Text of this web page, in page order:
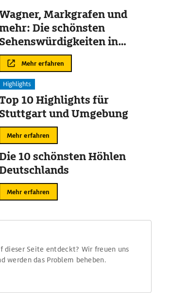
Markgrafen und
Die schönsten
Sehenswürdigkeiten in
Mehr erfahren
Highlights
10 Highlights für
Stuttgart und Umgebung
Mehr erfahren
10 schönsten Höhlen
Mehr erfahren
dieser Seite entdeckt? Wir freuen uns
werden das Problem beheben.